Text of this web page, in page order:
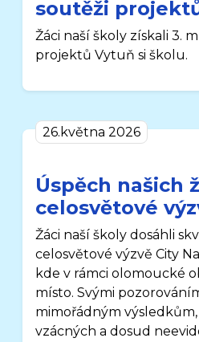
soutěži
Žáci naší školy získali 3.
projektů Vytuň si školu.
26.května 2026
Úspěch našich
celosvětové
Žáci naší školy dosáhli
celosvětové výzvě City
kde v rámci olomoucké
místo. Svými
mimořádným
vzácných a dosud